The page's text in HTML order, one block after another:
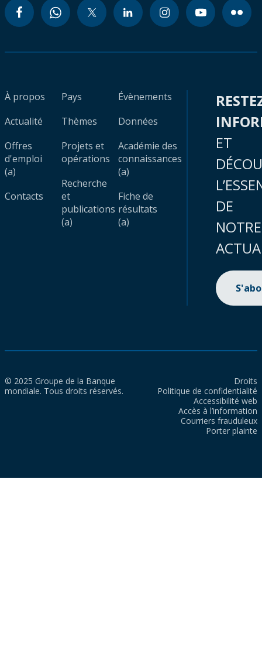
À propos
Actualité
Offres
d'emploi
(a)
Contacts
Pays
Thèmes
Projets et
opérations
Recherche
et
publications
(a)
Évènements
Données
Académie des
connaissances
(a)
Fiche de
résultats
(a)
ET
DE
NOTRE
© 2025 Groupe de la Banque
mondiale. Tous droits réservés.
Droits
Politique de confidentialité
Accessibilité web
Accès à l’information
Courriers frauduleux
Porter plainte